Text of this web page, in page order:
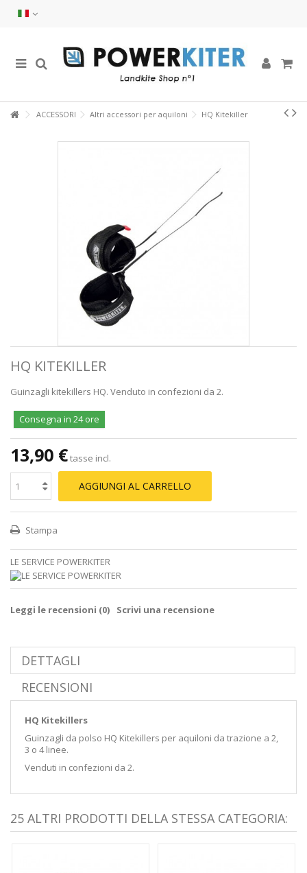
ACCESSORI Altri accessori per aquiloni HQ Kitekiller
HQ KITEKILLER
Guinzagli kitekillers HQ. Venduto in confezioni da 2.
Consegna in 24 ore
13,90 €tasse incl.
AGGIUNGI AL CARRELLO
Stampa
LE SERVICE POWERKITER
Leggi le recensioni (0) Scrivi una recensione
DETTAGLI
RECENSIONI
HQ Kitekillers
Guinzagli da polso HQ Kitekillers per aquiloni da trazione a 2,
3 o 4 linee.
Venduti in confezioni da 2.
25 ALTRI PRODOTTI DELLA STESSA CATEGORIA: